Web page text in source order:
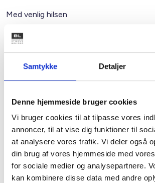
Samtykke Detaljer
Denne hjemmeside bruger cookies
Vi bruger cookies til at tilpasse vores
annoncer, til at vise dig funktioner til
at analysere vores trafik. Vi deler også
din brug af vores hjemmeside med
for sociale medier og analysepartnere.
kan kombinere disse data med andre
Med venlig hilsen
Bent Madsen / Bjarne Zetterstrøm
Relateret indhold
BL INFORMERER
Nye krav om fjernaflæste målere
ejendomme skal være klar senest
2027
08. juni 2026